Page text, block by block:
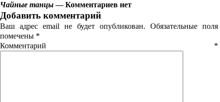
Чайные танцы— Комментариев нет
Добавить комментарий
Ваш адрес email не будет опубликован.
Обязательные поля
помечены *
Комментарий *